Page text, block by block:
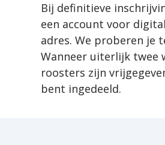
Bij definitieve
een account voor
adres. We proberen je
Wanneer uiterlijk twee
roosters zijn
bent ingedeeld.